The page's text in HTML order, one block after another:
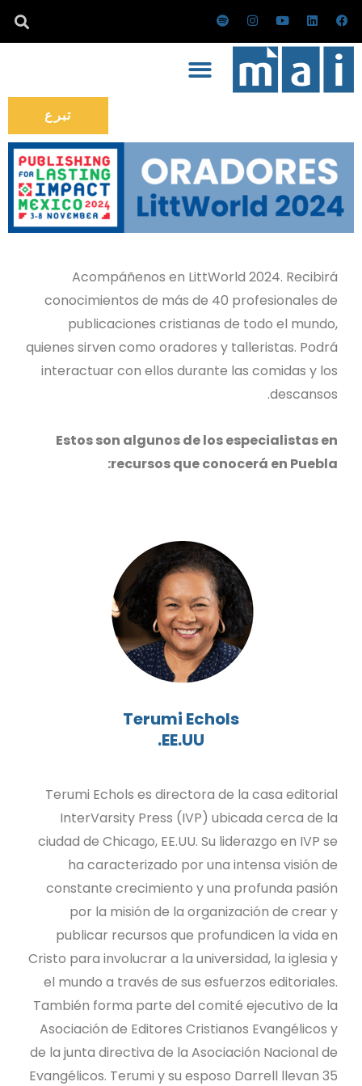
المحتوى
ف
ي
ب
و
ل
ي
ك
د
إ
ن
ي
و
ي
و
ا
ن
ت
ق
ر
ا
م
س
ب
تبرع
Acompáñenos en LittWorld 2024. Recibirá
conocimientos de más de 40 profesionales de
publicaciones cristianas de todo el mundo,
quienes sirven como oradores y talleristas. Podrá
interactuar con ellos durante las comidas y los
descansos.
Estos son algunos de los especialistas en
recursos que conocerá en Puebla:
Terumi Echols
EE.UU.
Terumi Echols es directora de la casa editorial
InterVarsity Press (IVP) ubicada cerca de la
ciudad de Chicago, EE.UU. Su liderazgo en IVP se
ha caracterizado por una intensa visión de
constante crecimiento y una profunda pasión
por la misión de la organización de crear y
publicar recursos que profundicen la vida en
Cristo para involucrar a la universidad, la iglesia y
el mundo a través de sus esfuerzos editoriales.
También forma parte del comité ejecutivo de la
Asociación de Editores Cristianos Evangélicos y
de la junta directiva de la Asociación Nacional de
Evangélicos. Terumi y su esposo Darrell llevan 35